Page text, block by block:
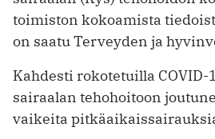
toimiston kokoamista
on saatu Terveyden ja
Kahdesti rokotetuilla
sairaalan tehohoitoon
vaikeita